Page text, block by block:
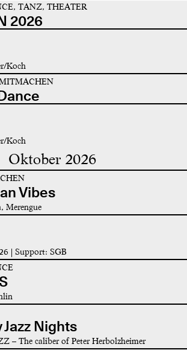
TANZ, THEATER
2026
Koch
Koch
Oktober 2026
Vibes
Merengue
| Support: SGB
Nights
– The caliber of Peter Herbolzheimer